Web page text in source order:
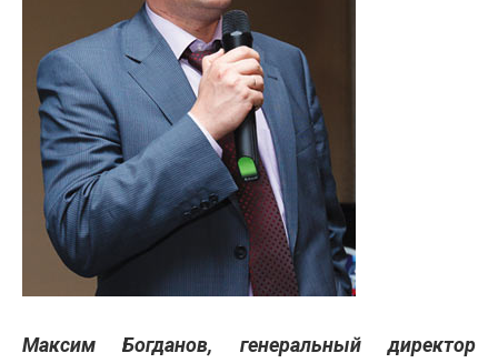
Максим Богданов, генеральный директор